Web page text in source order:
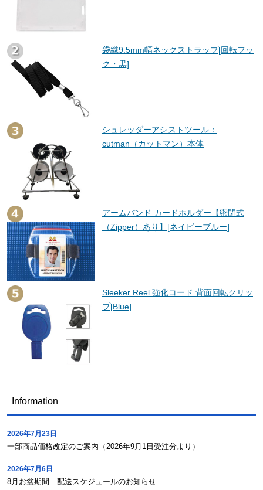
袋織9.5mm幅ネックストラップ[回転フッ
ク・黒]
シュレッダーアシストツール：
cutman（カットマン）本体
アームバンド カードホルダー【密閉式
（Zipper）あり】[ネイビーブルー]
Sleeker Reel 強化コード 背面回転クリッ
プ[Blue]
Information
2026年7月23日
一部商品価格改定のご案内（2026年9月1日受注分より）
2026年7月6日
8月お盆期間 配送スケジュールのお知らせ